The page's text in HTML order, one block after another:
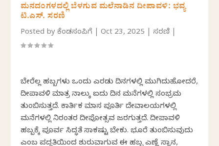
ಮನದಂಗಳದಲ್ಲಿ ಬೆಳಗುವ ಮಲೆನಾಡಿನ ದೀಪಾವಳಿ: ಭವ್ಯ
ಟಿ.ಎಸ್. ಸರಣಿ
Posted byಕೆಂಡಸಂಪಿಗೆ |Oct 23, 2025 |ಸರಣಿ
ಬೇರೆಲ್ಲ ಹಬ್ಬಗಳು ಒಂದು ಎರಡು ದಿನಗಳಲ್ಲಿ ಮುಗಿದುಹೋದರೆ,
ದೀಪಾವಳಿ ಮಾತ್ರ ನಾಲ್ಕು ಐದು ದಿನ ಮನೆಗಳಲ್ಲಿ ಸಂಭ್ರಮ
ತುಂಬಿಸುತ್ತದೆ. ಕಾರ್ತಿಕ ಮಾಸ ಪೂರ್ತಿ ದೇವಾಲಯಗಳಲ್ಲಿ
ಮನೆಗಳಲ್ಲಿ ನಿರಂತರ ದೀಪೋತ್ಸವ ಜರಗುತ್ತದೆ. ದೀಪಾವಳಿ
ಹಬ್ಬಕ್ಕೆ ಪೂರ್ವ ಸಿದ್ಧತೆ ಸಾಕಷ್ಟು ಬೇಕು. ಭೂರೆ ತುಂಬಿಸುವುದು
ಎಂಬ ಪದ್ಧತಿಯಿಂದ ಶುರುವಾಗುವ ಈ ಹಬ್ಬ ಎಣ್ಣೆ ಸ್ನಾನ,